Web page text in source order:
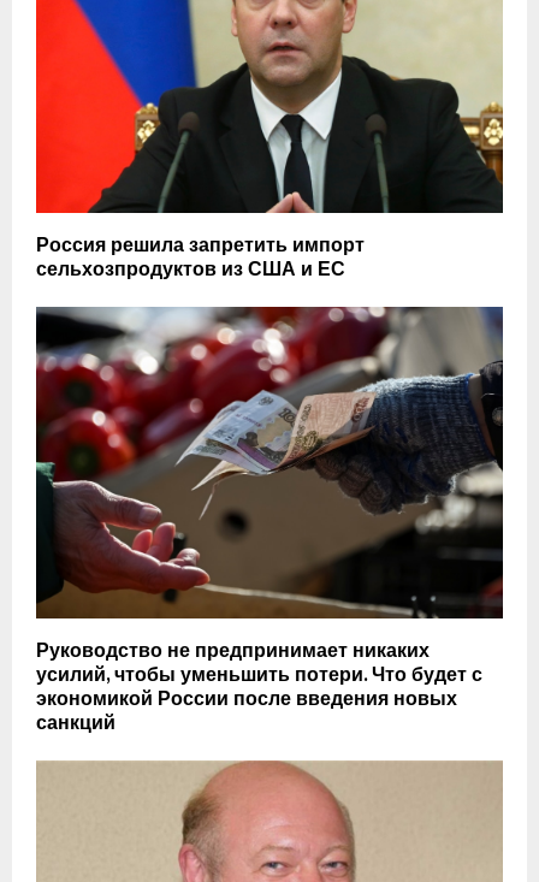
Россия решила запретить импорт
сельхозпродуктов из США и ЕС
Руководство не предпринимает никаких
усилий, чтобы уменьшить потери. Что будет с
экономикой России после введения новых
санкций